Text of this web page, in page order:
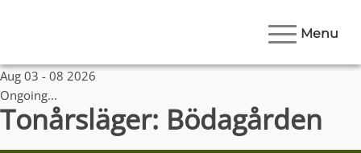
Menu
Aug 03 - 08 2026
Ongoing...
Tonårsläger: Bödagården